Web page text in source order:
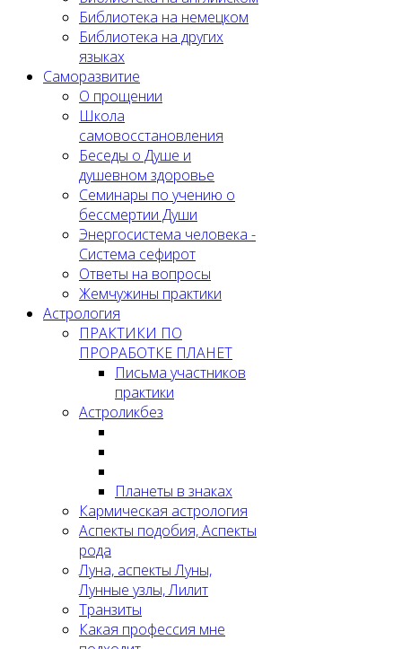
Библиотека на немецком
Библиотека на других
языках
Саморазвитие
О прощении
Школа
самовосстановления
Беседы о Душе и
душевном здоровье
Семинары по учению о
бессмертии Души
Энергосистема человека -
Система сефирот
Ответы на вопросы
Жемчужины практики
Астрология
ПРАКТИКИ ПО
ПРОРАБОТКЕ ПЛАНЕТ
Письма участников
практики
Астроликбез
Планеты в знаках
Кармическая астрология
Аспекты подобия, Аспекты
рода
Луна, аспекты Луны,
Лунные узлы, Лилит
Транзиты
Какая профессия мне